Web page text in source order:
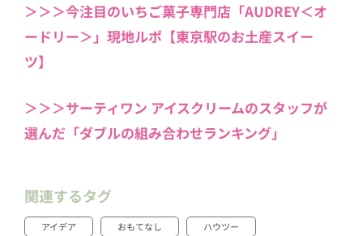
＞＞＞今注目のいちご菓子専門店「AUDREY＜オ
ードリー＞」現地ルポ【東京駅のお土産スイー
ツ】
＞＞＞サーティワン アイスクリームのスタッフが
選んだ「ダブルの組み合わせランキング」
関連するタグ
アイデア おもてなし ハウツー